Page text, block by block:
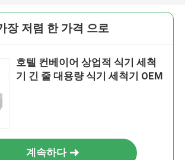
장 저렴 한 가격 으로
호텔 컨베이어 상업적 식기 세척
기 긴 줄 대용량 식기 세척기 OEM
계속하다